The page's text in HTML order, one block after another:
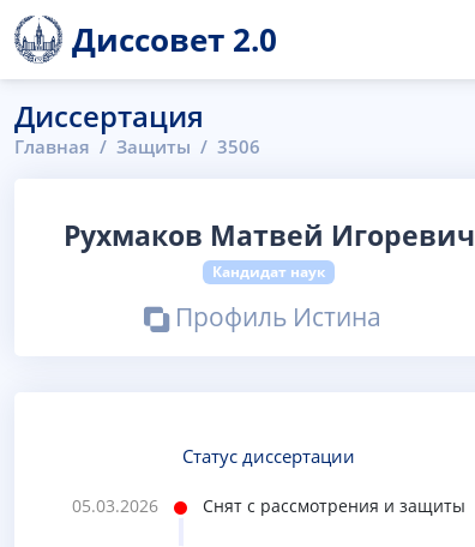
Диссовет 2.0
Диссертация
Главная Защиты 3506
Рухмаков Матвей Игоревич
Кандидат наук
Профиль Истина
Статус диссертации
05.03.2026 Снят с рассмотрения и защиты